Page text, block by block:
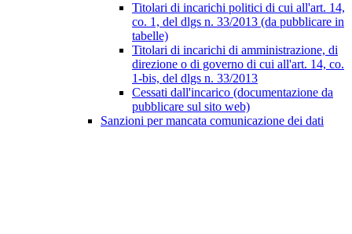
Titolari di incarichi politici di cui all'art. 14,
co. 1, del dlgs n. 33/2013 (da pubblicare in
tabelle)
Titolari di incarichi di amministrazione, di
direzione o di governo di cui all'art. 14, co.
1-bis, del dlgs n. 33/2013
Cessati dall'incarico (documentazione da
pubblicare sul sito web)
Sanzioni per mancata comunicazione dei dati